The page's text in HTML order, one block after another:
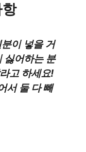
이 넣을 거
싫어하는 분
고 하세요!
서 둘 다 빼